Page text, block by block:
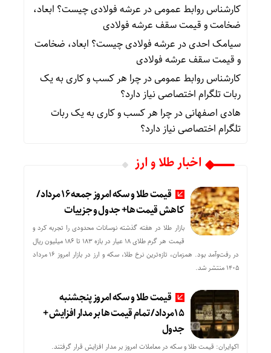
کارشناس روابط عمومیدر عرشه فولادی چیست؟ ابعاد،
ضخامت و قیمت سقف عرشه فولادی
سیامک احدیدر عرشه فولادی چیست؟ ابعاد، ضخامت
و قیمت سقف عرشه فولادی
کارشناس روابط عمومیدرچرا هر کسب‌ و کاری به یک
ربات تلگرام اختصاصی نیاز دارد؟
هادی اصفهانیدرچرا هر کسب‌ و کاری به یک ربات
تلگرام اختصاصی نیاز دارد؟
اخبار طلا و ارز
قیمت طلا و سکه امروز جمعه ۱۶ مرداد/
کاهش قیمت ها+ جدول و جزییات
بازار طلا در هفته گذشته نوسانات محدودی را تجربه کرد و
قیمت هر گرم طلای ۱۸ عیار در بازه ۱۸۳ تا ۱۸۶ میلیون ریال
در رفت‌وآمد بود. همزمان، تازه‌ترین نرخ طلا، سکه و ارز در بازار امروز ۱۶ مرداد
۱۴۰۵ منتشر شد.
قیمت طلا و سکه امروز پنجشنبه
15مرداد/ تمام قیمت ها بر مدار افزایش +
جدول
اکوایران: قیمت طلا و سکه در معاملات امروز بر مدار افزایش قرار گرفتند.